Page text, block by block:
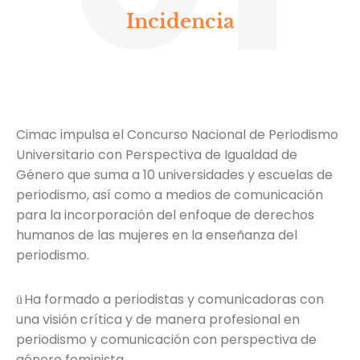
Incidencia
Cimac impulsa el Concurso Nacional de Periodismo
Universitario con Perspectiva de Igualdad de
Género que suma a 10 universidades y escuelas de
periodismo, así como a medios de comunicación
para la incorporación del enfoque de derechos
humanos de las mujeres en la enseñanza del
periodismo.
ü Ha formado a periodistas y comunicadoras con
una visión crítica yde manera profesional en
periodismo y comunicación con perspectiva de